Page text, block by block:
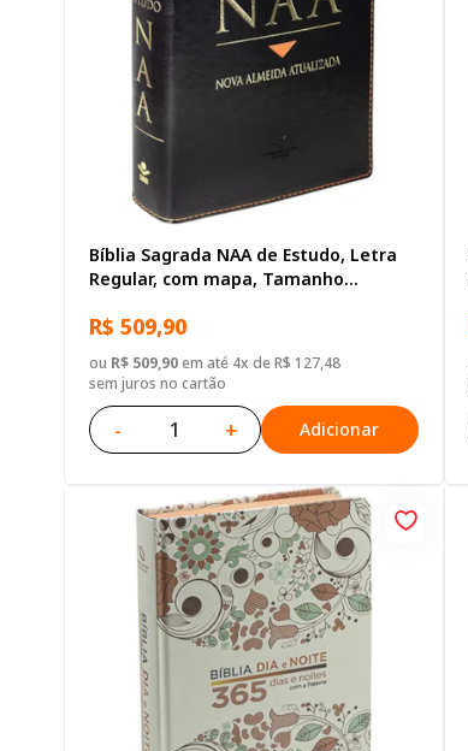
Bíblia Sagrada NAA de Estudo, Letra
Regular, com mapa, Tamanho
R$ 509,90
ou R$ 509,90em até 4x de R$ 127,48
sem juros no cartão
- + Adicionar